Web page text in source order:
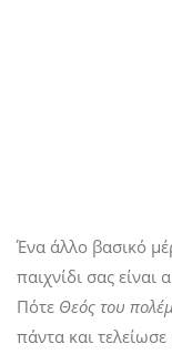
Ένα άλλο βασικό
παιχνίδι σας είναι
Πότε Θεός του
πάντα και